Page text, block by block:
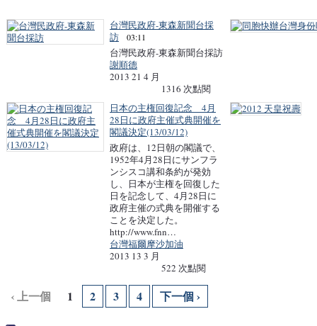
台灣民政府-東森新聞台採
訪
03:11
台灣民政府-東森新聞台採訪
謝順德
2013 21 4 月
1316 次點閱
日本の主権回復記念 4月
28日に政府主催式典開催を
閣議決定(13/03/12)
政府は、12日朝の閣議で、
1952年4月28日にサンフラ
ンシスコ講和条約が発効
し、日本が主権を回復した
日を記念して、4月28日に
政府主催の式典を開催する
ことを決定した。
http://www.fnn…
台灣福爾摩沙加油
2013 13 3 月
522 次點閱
‹ 上一個 1 2 3 4 下一個 ›